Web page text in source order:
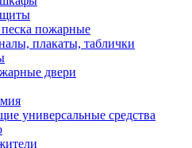
пожарные
плакаты, таблички
двери
универсальные средства